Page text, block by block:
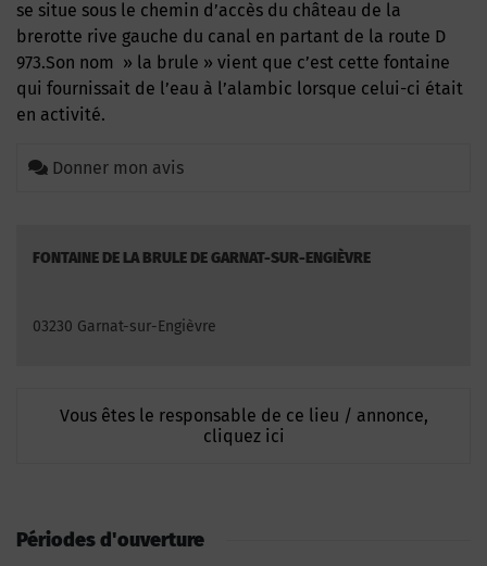
se situe sous le chemin d’accès du château de la
brerotte rive gauche du canal en partant de la route D
973.Son nom » la brule » vient que c’est cette fontaine
qui fournissait de l’eau à l’alambic lorsque celui-ci était
en activité.
Donner mon avis
FONTAINE DE LA BRULE DE GARNAT-SUR-ENGIÈVRE
03230 Garnat-sur-Engièvre
Vous êtes le responsable de ce lieu / annonce,
cliquez ici
Périodes d'ouverture